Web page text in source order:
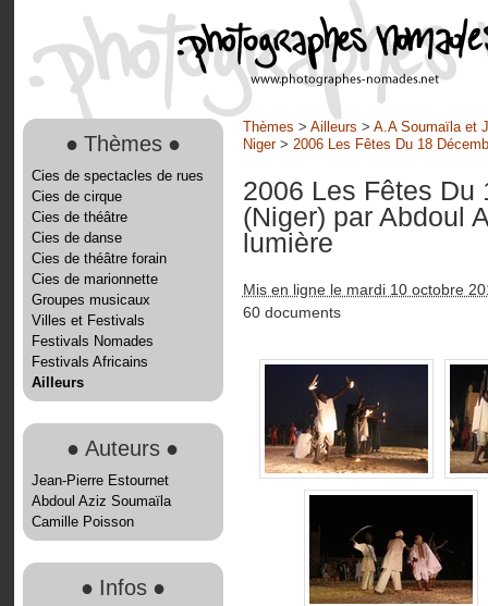
● Thèmes ●
Cies de spectacles de rues
Cies de cirque
Cies de théâtre
Cies de danse
Cies de théâtre forain
Cies de marionnette
Groupes musicaux
Villes et Festivals
Festivals Nomades
Festivals Africains
Ailleurs
● Auteurs ●
Jean-Pierre Estournet
Abdoul Aziz Soumaïla
Camille Poisson
● Infos ●
Thèmes > Ailleurs > A.A Soumaïla et
Niger> 2006 Les Fêtes Du 18
2006 Les Fêtes Du
(Niger) par Abdoul
lumière
Mis en ligne le mardi 10 octobre
60 documents